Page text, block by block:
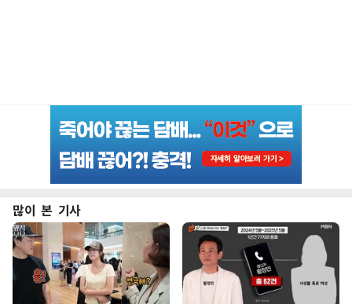
많이 본 기사